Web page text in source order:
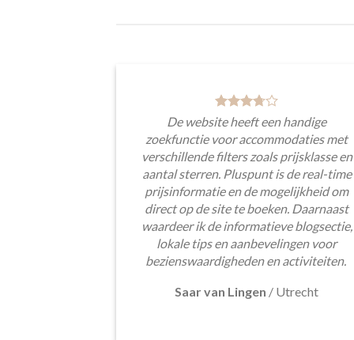
De website heeft een handige
zoekfunctie voor accommodaties met
verschillende filters zoals prijsklasse en
aantal sterren. Pluspunt is de real-time
prijsinformatie en de mogelijkheid om
direct op de site te boeken. Daarnaast
waardeer ik de informatieve blogsectie,
lokale tips en aanbevelingen voor
bezienswaardigheden en activiteiten.
Saar van Lingen / Utrecht